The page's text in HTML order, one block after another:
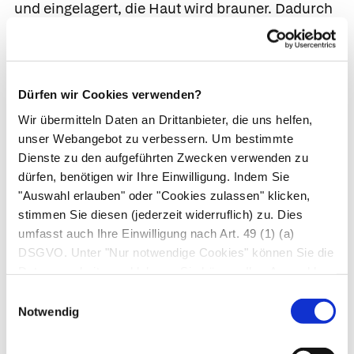
Dürfen wir Cookies verwenden?
Wir übermitteln Daten an Drittanbieter, die uns helfen,
unser Webangebot zu verbessern. Um bestimmte
Dienste zu den aufgeführten Zwecken verwenden zu
dürfen, benötigen wir Ihre Einwilligung. Indem Sie
"Auswahl erlauben" oder "Cookies zulassen" klicken,
stimmen Sie diesen (jederzeit widerruflich) zu. Dies
umfasst auch Ihre Einwilligung nach Art. 49 (1) (a)
DSGVO. Unter "Nur notwendige Cookies" können Sie die
Notwendig
und eingelagert, die Haut wird brauner. Dadurch
schützt Melanin die tieferen Hautschichten vor
den Folgen der UV-Strahlung, die die genetische
Hornzellen enthält die Keimschicht spezielle
Hautnervenzellen sowie Zellen des
Abwehrsystems, die über die Haut eindringende
Fremdkörper, z. B. Krankheitserreger, sofort
erkennen und Abwehrreaktionen einleiten.
Das unter der Oberhaut gelegene Bindegewebe,
das die Reißfestigkeit und Dehnbarkeit der Haut
Dermis). Es besteht aus einem faserigen
Kollagen enthält.